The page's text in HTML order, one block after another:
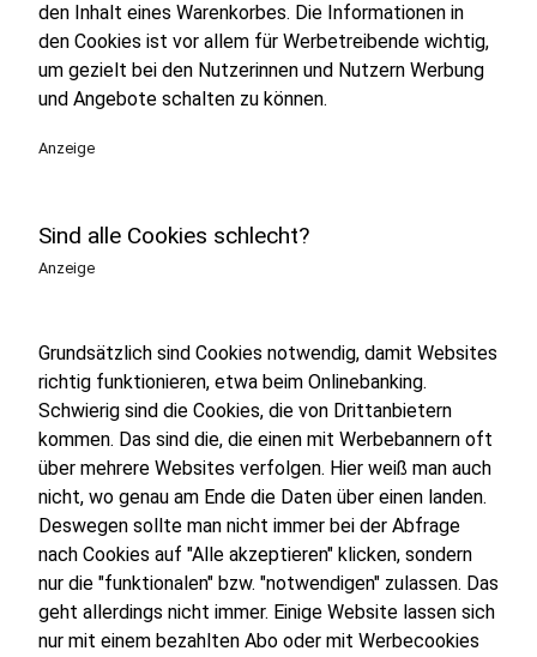
den Inhalt eines Warenkorbes. Die Informationen in
den Cookies ist vor allem für Werbetreibende wichtig,
um gezielt bei den Nutzerinnen und Nutzern Werbung
und Angebote schalten zu können.
Anzeige
Sind alle Cookies schlecht?
Anzeige
Grundsätzlich sind Cookies notwendig, damit Websites
richtig funktionieren, etwa beim Onlinebanking.
Schwierig sind die Cookies, die von Drittanbietern
kommen. Das sind die, die einen mit Werbebannern oft
über mehrere Websites verfolgen. Hier weiß man auch
nicht, wo genau am Ende die Daten über einen landen.
Deswegen sollte man nicht immer bei der Abfrage
nach Cookies auf "Alle akzeptieren" klicken, sondern
nur die "funktionalen" bzw. "notwendigen" zulassen. Das
geht allerdings nicht immer. Einige Website lassen sich
nur mit einem bezahlten Abo oder mit Werbecookies